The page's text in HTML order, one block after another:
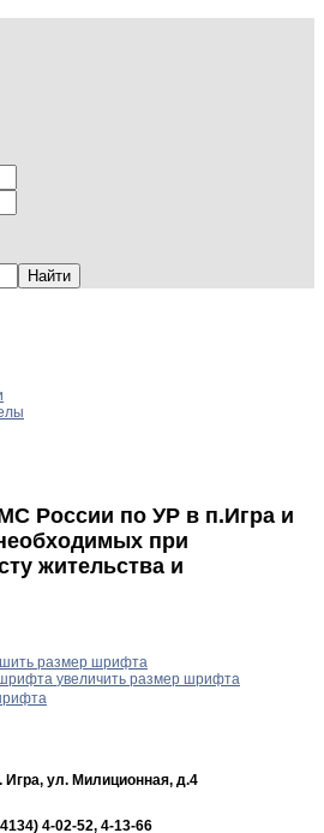
России по УР в п.Игра и
при
жительства и
размер шрифта
увеличить размер шрифта
Игра, ул. Милиционная, д.4
4-02-52, 4-13-66